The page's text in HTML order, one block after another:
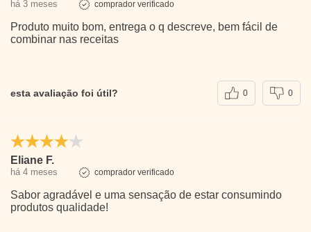
há 3 meses comprador verificado
Produto muito bom, entrega o q descreve, bem fácil de
combinar nas receitas
esta avaliação foi útil? 0 0
Eliane F.
há 4 meses comprador verificado
Sabor agradável e uma sensação de estar consumindo
produtos qualidade!